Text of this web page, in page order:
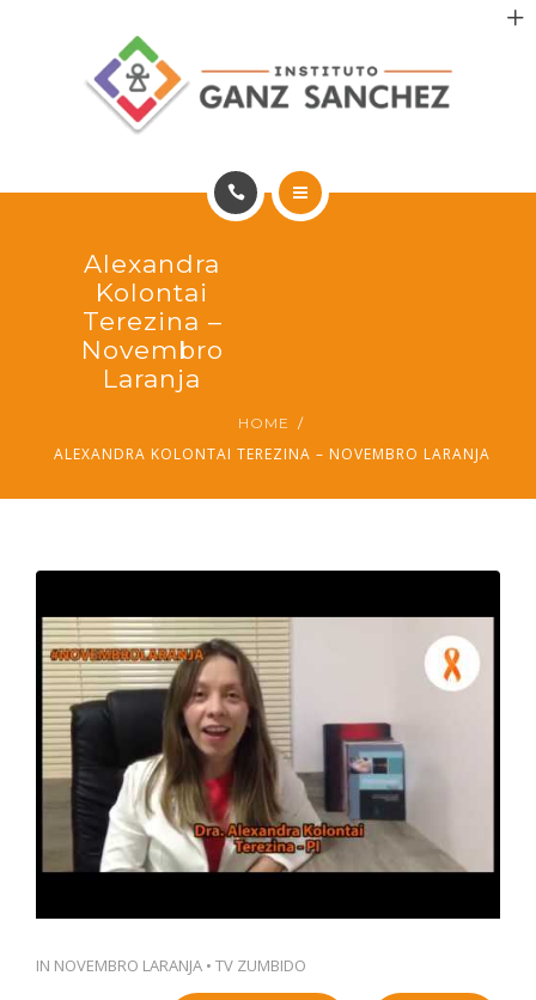
INCENTIVO AOS PACIENTES
PORTFÓLIO
MAIS SAÚDE
INCENTIVO AOS PACIENTES
INCENTIVO AOS PROFISSIONAIS
PT
Alexandra
Kolontai
Terezina –
Novembro
Laranja
HOME
ALEXANDRA KOLONTAI TEREZINA – NOVEMBRO LARANJA
IN NOVEMBRO LARANJA • TV ZUMBIDO